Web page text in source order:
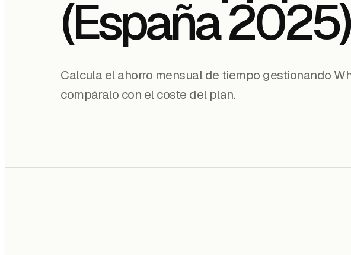
(España 2025)
Calcula el ahorro mensual de tiempo gestionando
compáralo con el coste del plan.